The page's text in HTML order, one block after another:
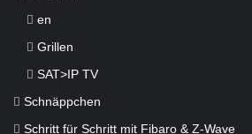
en
Grillen
SAT>IP TV
Schnäppchen
Schritt für Schritt mit Fibaro & Z-Wave